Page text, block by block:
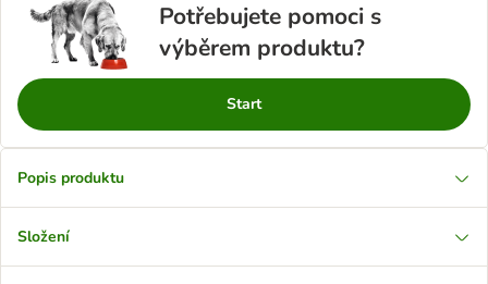
Potřebujete pomoci s
výběrem produktu?
Start
Popis produktu
Složení